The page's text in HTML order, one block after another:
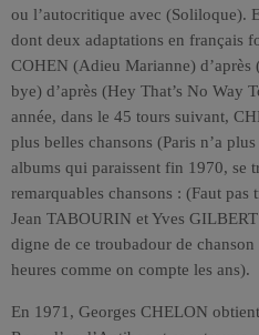
ou l’autocritique avec (Soliloque).
dont deux adaptations en français
COHEN (Adieu Marianne)
bye) d’après (Hey That’s No Way
année, dans le 45 tours suivant,
plus belles chansons (Paris n’a
albums qui paraissent fin 1970, se
remarquables chansons : (Faut
Jean TABOURIN et Yves
digne de ce troubadour de
heures comme on compte les ans).
En 1971, Georges CHELON